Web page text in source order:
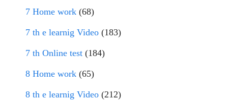
7 Home work (68)
7 th e learnig Video (183)
7 th Online test (184)
8 Home work (65)
8 th e learnig Video (212)